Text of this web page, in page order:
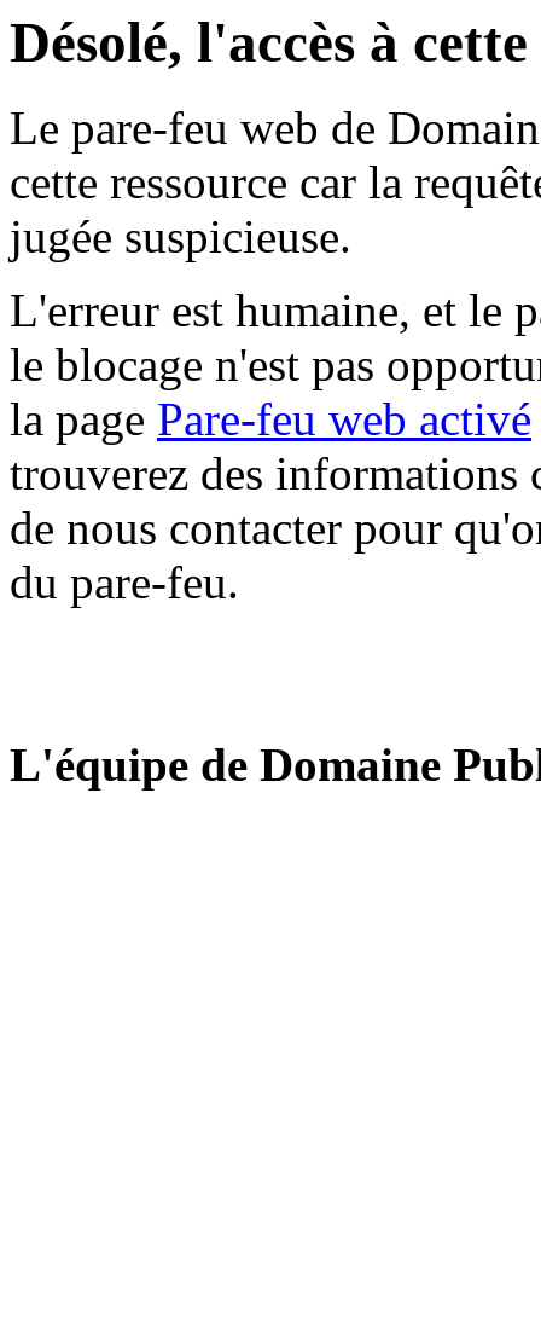
Désolé, l'accès à
Le pare-feu web de
cette ressource car la
jugée suspicieuse.
L'erreur est humaine, et le
le blocage n'est pas
la page Pare-feu web activé
trouverez des informations
de nous contacter pour
du pare-feu.
L'équipe de Domaine